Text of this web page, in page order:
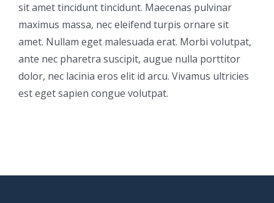
sit amet tincidunt tincidunt. Maecenas pulvinar
maximus massa, nec eleifend turpis ornare sit
amet. Nullam eget malesuada erat. Morbi volutpat,
ante nec pharetra suscipit, augue nulla porttitor
dolor, nec lacinia eros elit id arcu. Vivamus ultricies
est eget sapien congue volutpat.